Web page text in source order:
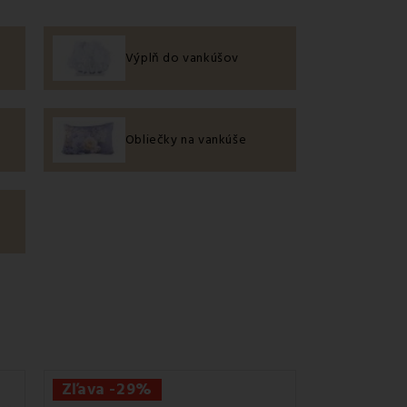
krčnej chrbtice alebo problémami so
a ortopedický komfort.
znižovať tlak na telo, zlepšujú spánok
výplne sú antialergické a držia tvar aj po
Výplň do vankúšov
Obliečky na vankúše
Zľava -29%